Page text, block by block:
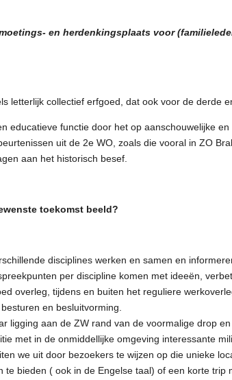
en herdenkingsplaats voor
letterlijk collectief erfgoed, dat ook voor de derde
educatieve functie door het op aanschouwelijke
uit de 2e WO, zoals die vooral in ZO
aan het historisch besef.
toekomst beeld?
disciplines werken en samen en
per discipline komen met ideeën,
overleg, tijdens en buiten het reguliere
en besluitvorming.
ligging aan de ZW rand van de voormalige drop
met in de onmiddellijke omgeving interessante
we uit door bezoekers te wijzen op die unieke
te bieden ( ook in de Engelse taal) of een korte trip